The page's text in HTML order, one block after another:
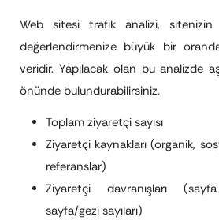
Web sitesi trafik analizi, sitenizin
değerlendirmenize büyük bir
veridir. Yapılacak olan bu analizde
önünde bulundurabilirsiniz.
Toplam ziyaretçi sayısı
Ziyaretçi kaynakları (organik,
referanslar)
Ziyaretçi davranışları
sayfa/gezi sayıları)